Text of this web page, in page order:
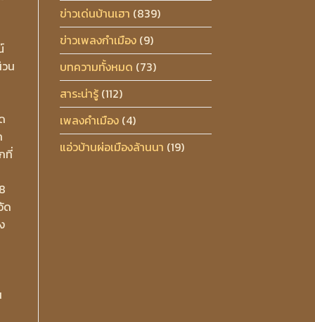
น
ที่
ด
ข่าวเด่นบ้านเฮา (839)
ข่าวเพลงกำเมือง(9)
บทความทั้งหมด (73)
สาระน่ารู้(112)
เพลงคำเมือง(4)
แอ่วบ้านผ่อเมืองล้านนา (19)